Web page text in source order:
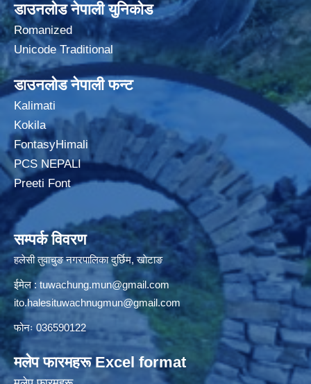
डाउनलोड नेपाली युनिकोड
Romanized
Unicode Traditional
डाउनलोड नेपाली फन्ट
Kalimati
Kokila
FontasyHimali
PCS NEPALI
Preeti Font
सम्पर्क विवरण
हलेसी तुवाचुङ नगरपालिका दुर्छिम, खाेटाङ
ईमेल : tuwachung.mun@gmail.com
ito.halesituwachnugmun@gmail.com
फोनः 036590122
मलेप फारमहरू Excel format